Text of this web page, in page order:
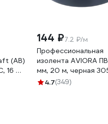
(АВ)
16 А,
144 ₽7.2 ₽/м
Профессиональная
изолента AVIORA
мм, 20 м, черная
030
4.7(349)